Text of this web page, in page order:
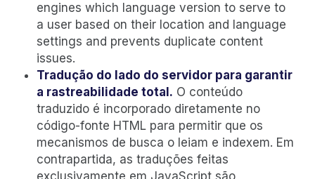
engines which language version to serve to
a user based on their location and language
settings and prevents duplicate content
issues.
Tradução do lado do servidor para garantir
a rastreabilidade total. O conteúdo
traduzido é incorporado diretamente no
código-fonte HTML para permitir que os
mecanismos de busca o leiam e indexem. Em
contrapartida, as traduções feitas